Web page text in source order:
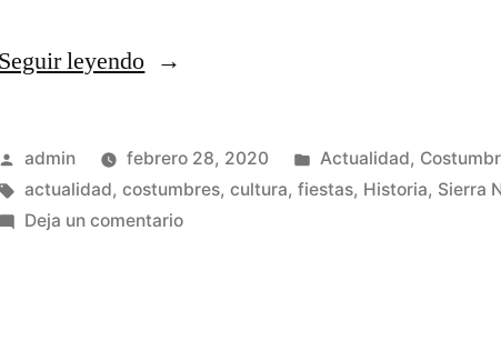
Seguir leyendo«Marzo
y
sus
fiestas
Publicado
por
admin febrero 28, 2020
Publicado
en
Actualidad,
Etiquetas:
actualidad,costumbres,cultura,fiestas, Historia, Sierra
Deja un comentarioen